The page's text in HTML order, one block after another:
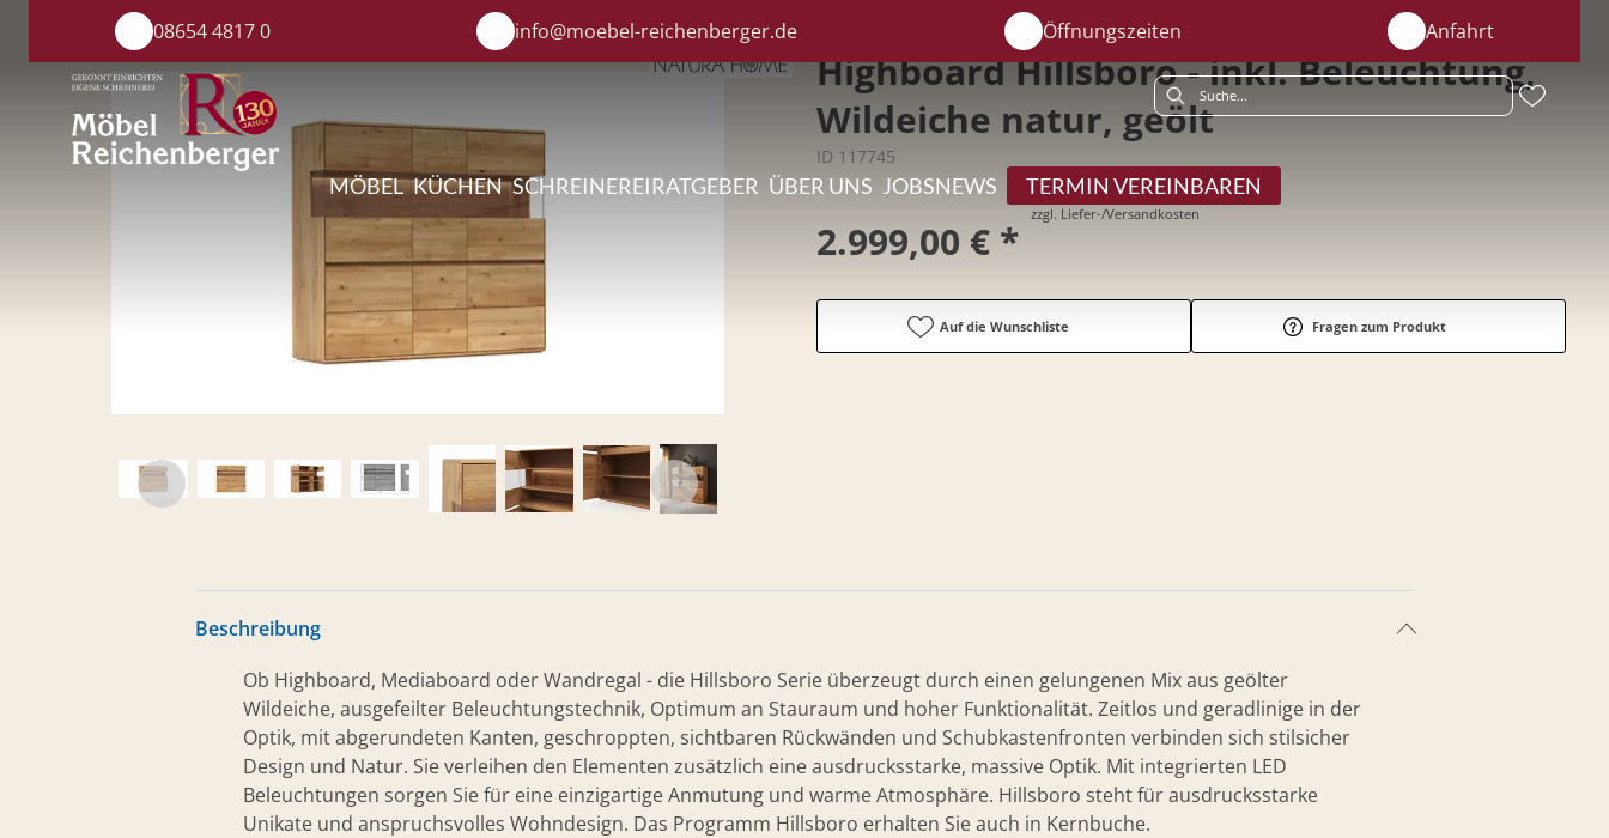
08654 4817 0 info@moebel-reichenberger.de Öffnungszeiten Anfahrt
MÖBEL KÜCHEN SCHREINEREIRATGEBER ÜBER UNS JOBSNEWS TERMIN VEREINBAREN
Highboard Hillsboro - inkl. Beleuchtung,
Wildeiche natur, geölt
ID 117745
2.999,00 € *
zzgl. Liefer-/Versandkosten
Auf die Wunschliste Fragen zum Produkt
Beschreibung
Ob Highboard, Mediaboard oder Wandregal - die Hillsboro Serie überzeugt durch einen gelungenen Mix aus geölter
Wildeiche, ausgefeilter Beleuchtungstechnik, Optimum an Stauraum und hoher Funktionalität. Zeitlos und geradlinige in der
Optik, mit abgerundeten Kanten, geschroppten, sichtbaren Rückwänden und Schubkastenfronten verbinden sich stilsicher
Design und Natur. Sie verleihen den Elementen zusätzlich eine ausdrucksstarke, massive Optik. Mit integrierten LED
Beleuchtungen sorgen Sie für eine einzigartige Anmutung und warme Atmosphäre. Hillsboro steht für ausdrucksstarke
Unikate und anspruchsvolles Wohndesign. Das Programm Hillsboro erhalten Sie auch in Kernbuche.